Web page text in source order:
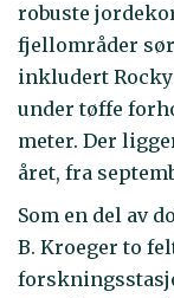
robuste
fjellområder
inkludert
under tøffe
meter. Der
året, fra
Som en del av
B. Kroeger to